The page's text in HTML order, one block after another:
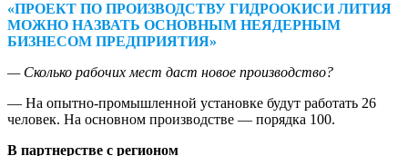
«ПРОЕКТ ПО ПРОИЗВОДСТВУ ГИДРООКИСИ ЛИТИЯ
МОЖНО НАЗВАТЬ ОСНОВНЫМ НЕЯДЕРНЫМ
БИЗНЕСОМ ПРЕДПРИЯТИЯ»
— Сколько рабочих мест даст новое производство?
— На опытно-промышленной установке будут работать 26
человек. На основном производстве — порядка 100.
В партнерстве с регионом